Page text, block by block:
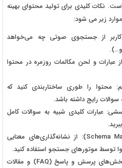
نکات کلیدی برای تولید محتوای بهینه
زیر می شود:
کاربر از جستجوی صوتی چه می‌خواهد
و…).
عبارات و لحن مکالمات روزمره در محتوا
محتوا را طوری ساختاربندی کنید که
رایج داشته باشد.
عبارات کلیدی شبیه به سوالات کامل
ساختاردهی داده‌ها (Schema Markup): از نشانه‌گذاری‌های معنایی
توسط موتورهای جستجو استفاده کنید.
محتوای متمرکز بر سوال: بخش‌های پرسش و پاسخ (FAQ) و مقالات